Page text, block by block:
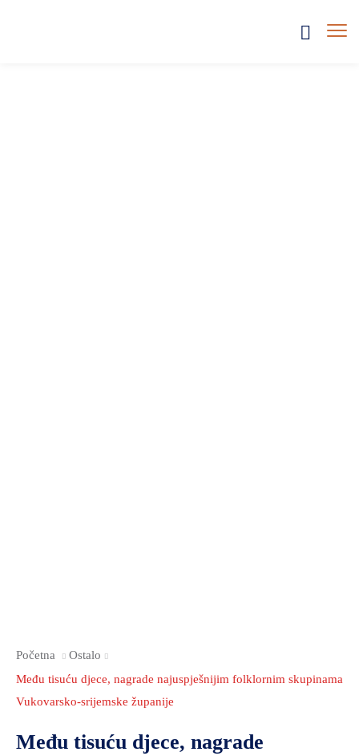
Početna
Ostalo
Među tisuću djece, nagrade najuspješnijim folklornim skupinama
Vukovarsko-srijemske županije
Među tisuću djece, nagrade